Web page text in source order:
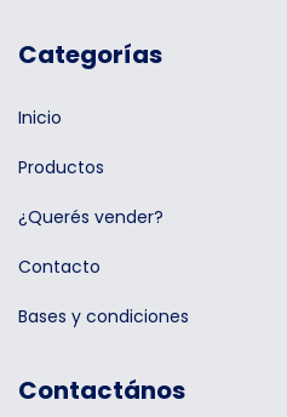
Categorías
Inicio
Productos
¿Querés vender?
Contacto
Bases y condiciones
Contactános